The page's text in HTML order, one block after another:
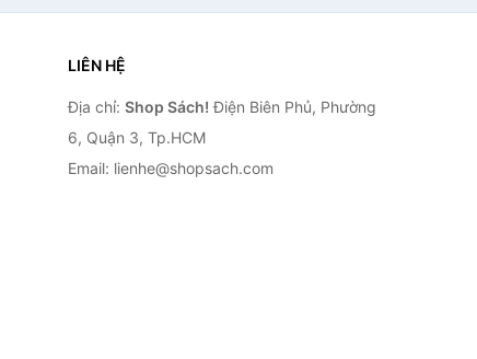
LIÊN HỆ
Địa chỉ: Shop Sách! Điện Biên Phủ, Phường
6, Quận 3, Tp.HCM
Email: lienhe@shopsach.com